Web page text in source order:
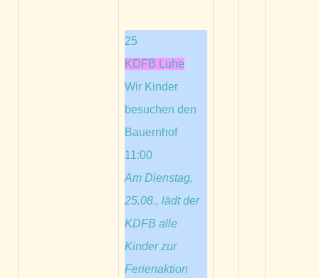
25
KDFB Luhe
Wir Kinder
besuchen den
Bauernhof
11:00
Am Dienstag,
25.08., lädt der
KDFB alle
Kinder zur
Ferienaktion